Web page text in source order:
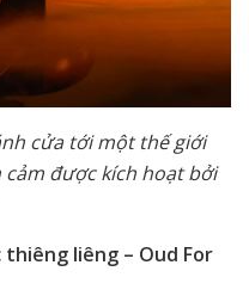
cửa tới một thế giới
được kích hoạt bởi
liêng – Oud For